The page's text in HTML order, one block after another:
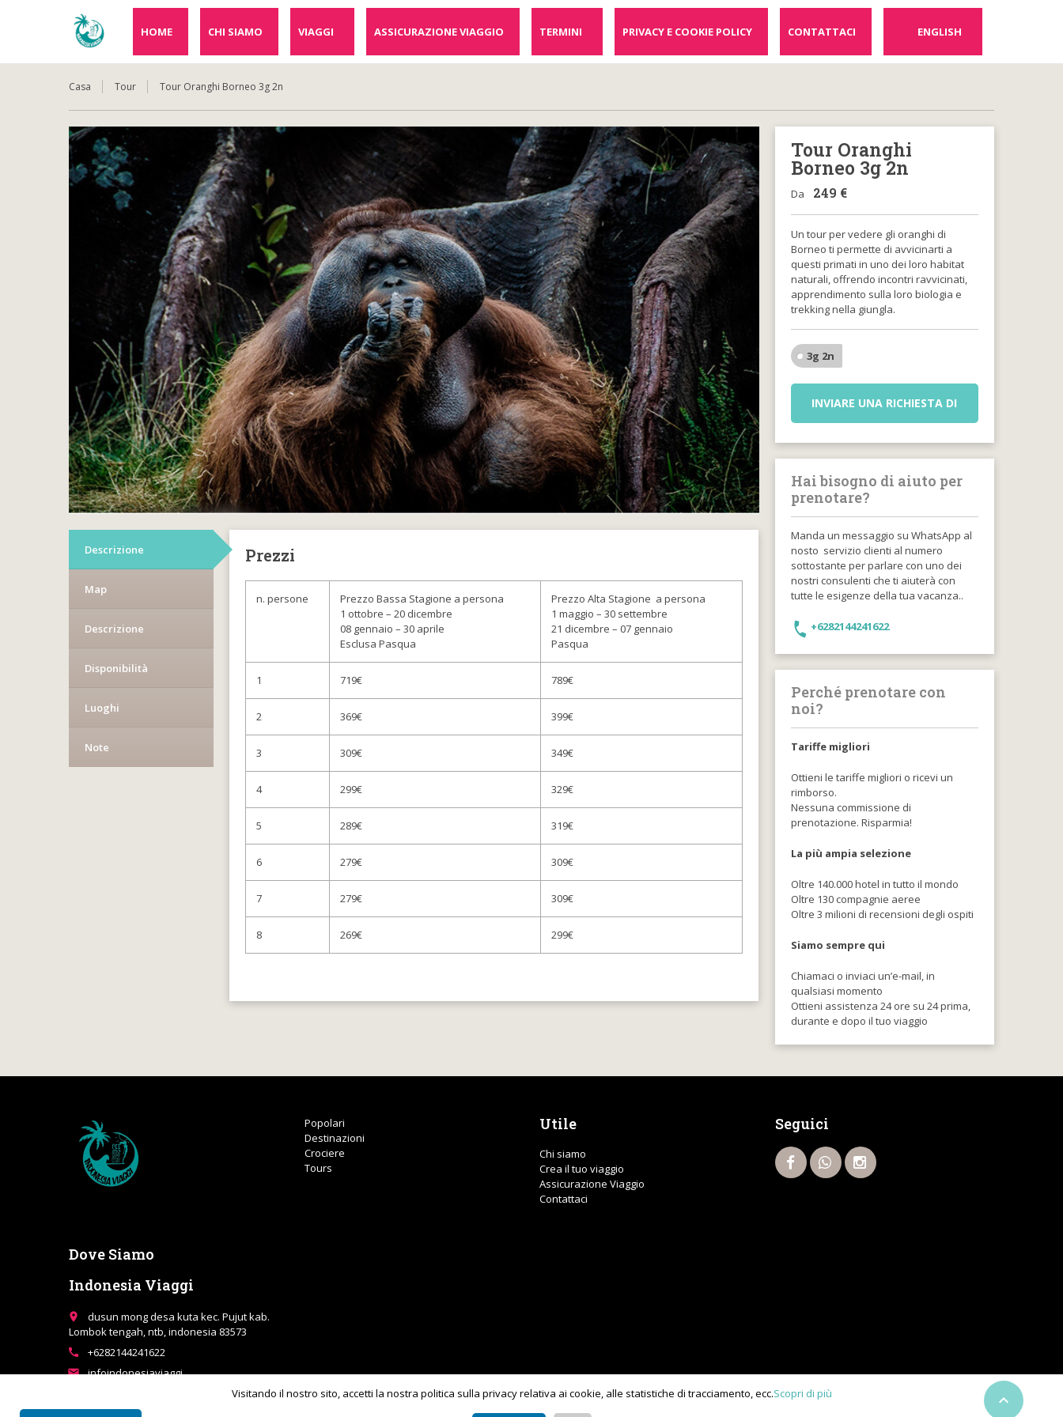
Visitando il nostro sito, accetti la nostra politica sulla privacy relativa ai cookie, alle statistiche di tracciamento, ecc.Scopri di più
HOME CHI SIAMO VIAGGI ASSICURAZIONE VIAGGIO TERMINI PRIVACY E COOKIE POLICY CONTATTACI ENGLISH
Casa Tour Tour Oranghi Borneo 3g 2n
Descrizione
Map
Descrizione
Disponibilità
Luoghi
Note
Prezzi
n. persone
Prezzo Bassa Stagione a persona
1 ottobre – 20 dicembre
08 gennaio – 30 aprile
Esclusa Pasqua
Prezzo Alta Stagione a persona
1 maggio – 30 settembre
21 dicembre – 07 gennaio
Pasqua
1 719€ 789€
2 369€ 399€
3 309€ 349€
4 299€ 329€
5 289€ 319€
6 279€ 309€
7 279€ 309€
8 269€ 299€
Tour Oranghi
Borneo 3g 2n
Da 249 €
Un tour per vedere gli oranghi di
Borneo ti permette di avvicinarti a
questi primati in uno dei loro habitat
naturali, offrendo incontri ravvicinati,
apprendimento sulla loro biologia e
trekking nella giungla.
3g 2n
INVIARE UNA RICHIESTA DI
Hai bisogno di aiuto per
prenotare?
Manda un messaggio su WhatsApp al
nosto servizio clienti al numero
sottostante per parlare con uno dei
nostri consulenti che ti aiuterà con
tutte le esigenze della tua vacanza..
+6282144241622
Perché prenotare con
noi?
Tariffe migliori
Ottieni le tariffe migliori o ricevi un
rimborso.
Nessuna commissione di
prenotazione. Risparmia!
La più ampia selezione
Oltre 140.000 hotel in tutto il mondo
Oltre 130 compagnie aeree
Oltre 3 milioni di recensioni degli ospiti
Siamo sempre qui
Chiamaci o inviaci un’e-mail, in
qualsiasi momento
Ottieni assistenza 24 ore su 24 prima,
durante e dopo il tuo viaggio
Popolari
Destinazioni
Crociere
Tours
Utile
Chi siamo
Crea il tuo viaggio
Assicurazione Viaggio
Contattaci
Seguici
Dove Siamo
Indonesia Viaggi
place
dusun mong desa kuta kec. Pujut kab.
Lombok tengah, ntb, indonesia 83573
call +6282144241622
email infoindonesiaviaggi
